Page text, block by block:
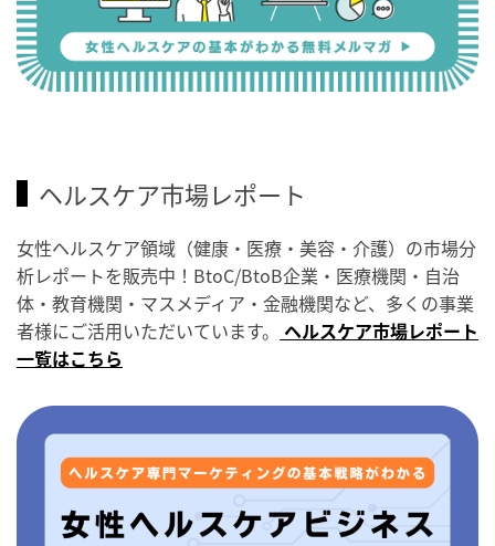
ヘルスケア市場レポート
女性ヘルスケア領域（健康・医療・美容・介護）の市場分
析レポートを販売中！BtoC/BtoB企業・医療機関・自治
体・教育機関・マスメディア・金融機関など、多くの事業
者様にご活用いただいています。 ヘルスケア市場レポート
一覧はこちら